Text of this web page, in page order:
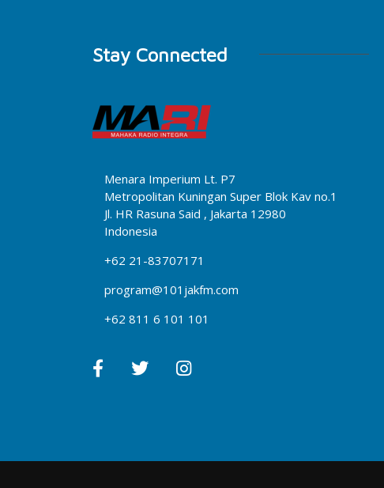
Stay Connected
Menara Imperium Lt. P7
Metropolitan Kuningan Super Blok Kav no.1
Jl. HR Rasuna Said , Jakarta 12980
Indonesia
+62 21-83707171
program@101jakfm.com
+62 811 6 101 101